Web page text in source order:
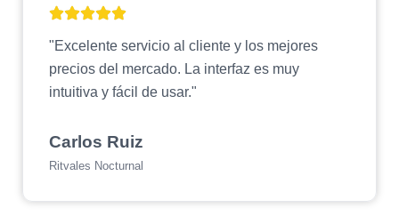
"Excelente servicio al cliente y los mejores
precios del mercado. La interfaz es muy
intuitiva y fácil de usar."
Carlos Ruiz
Ritvales Nocturnal